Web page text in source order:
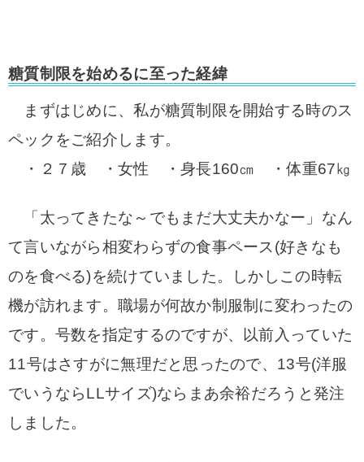
糖質制限を始めるに至った経緯
まずはじめに、私が糖質制限を開始する時のス
ペックをご紹介します。
・２７歳 ・女性 ・身長160㎝ ・体重67㎏
「太ってきたな～でもまだ大丈夫かなー」なん
て言いながら相変わらずの食事ペース(好きなも
のを食べる)を続けていました。しかしこの時転
機が訪れます。職場が何故か制服制に変わったの
です。号数を指定するのですが、以前入っていた
11号はさすがに無理だと思ったので、13号(洋服
でいうならLLサイズ)ならまあ余裕だろうと発注
しました。